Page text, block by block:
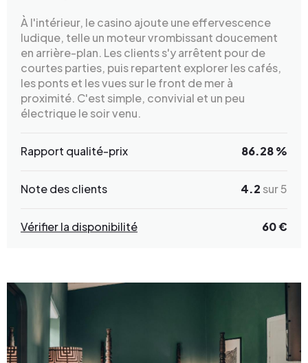
À l'intérieur, le casino ajoute une effervescence
ludique, telle un moteur vrombissant doucement
en arrière-plan. Les clients s'y arrêtent pour de
courtes parties, puis repartent explorer les cafés,
les ponts et les vues sur le front de mer à
proximité. C'est simple, convivial et un peu
électrique le soir venu.
Rapport qualité-prix 86.28 %
Note des clients 4.2 sur 5
Vérifier la disponibilité 60 €